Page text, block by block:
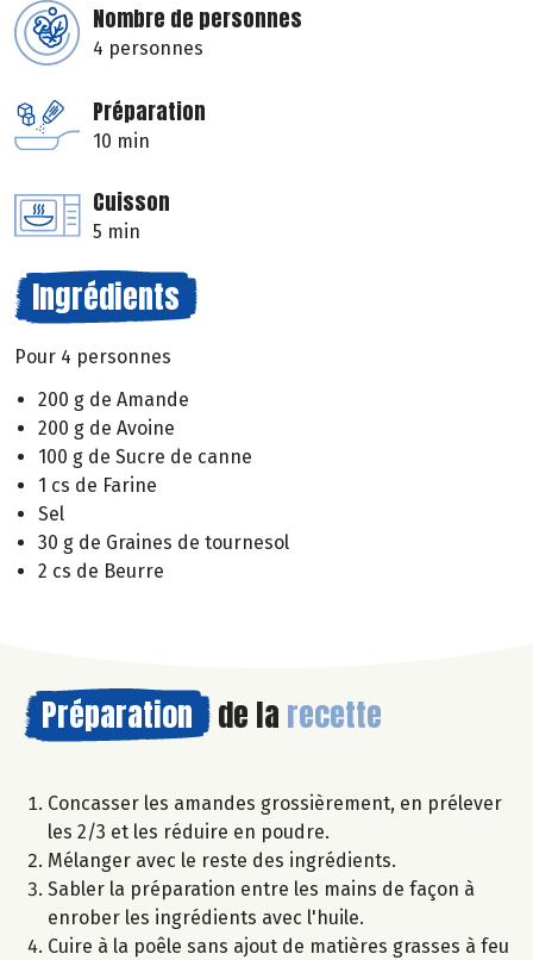
Nombre de personnes
4 personnes
Préparation
10 min
Cuisson
5 min
Ingrédients
Pour 4 personnes
200 g de Amande
200 g de Avoine
100 g de Sucre de canne
1 cs de Farine
Sel
30 g de Graines de tournesol
2 cs de Beurre
Préparation de la recette
Concasser les amandes grossièrement, en prélever
les 2/3 et les réduire en poudre.
Mélanger avec le reste des ingrédients.
Sabler la préparation entre les mains de façon à
enrober les ingrédients avec l'huile.
Cuire à la poêle sans ajout de matières grasses à feu